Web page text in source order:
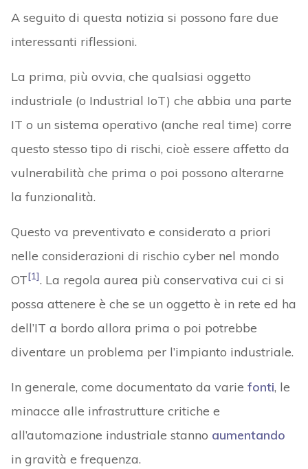
A seguito di questa notizia si possono fare due
interessanti riflessioni.
La prima, più ovvia, che qualsiasi oggetto
industriale (o Industrial IoT) che abbia una parte
IT o un sistema operativo (anche real time) corre
questo stesso tipo di rischi, cioè essere affetto da
vulnerabilità che prima o poi possono alterarne
la funzionalità.
Questo va preventivato e considerato a priori
nelle considerazioni di rischio cyber nel mondo
OT[1]. La regola aurea più conservativa cui ci si
possa attenere è che se un oggetto è in rete ed ha
dell’IT a bordo allora prima o poi potrebbe
diventare un problema per l’impianto industriale.
In generale, come documentato da varie fonti, le
minacce alle infrastrutture critiche e
all’automazione industriale stanno aumentando
in gravità e frequenza.